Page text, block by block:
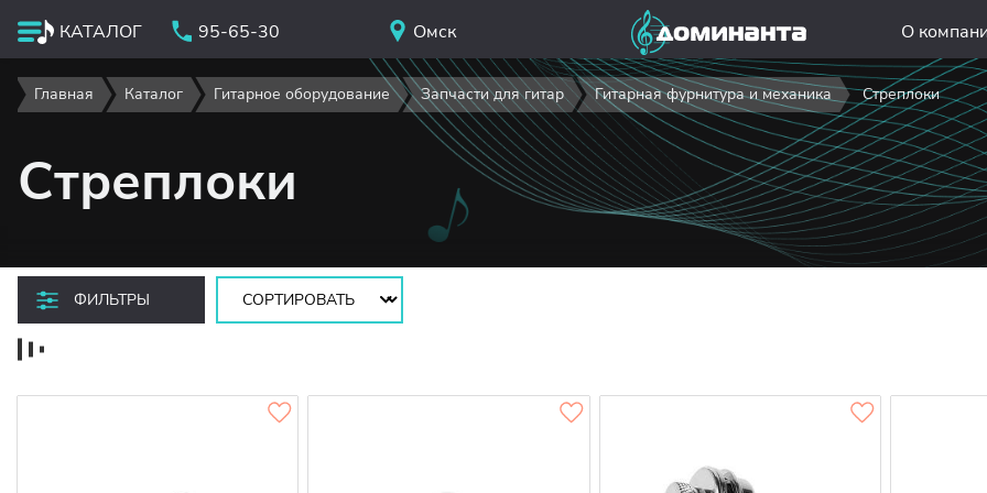
КАТАЛОГ 95-65-30 Омск О
Главная Каталог Гитарное оборудование Запчасти для гитар Гитарная фурнитура и механика Стреплоки
Стреплоки
ФИЛЬТРЫ